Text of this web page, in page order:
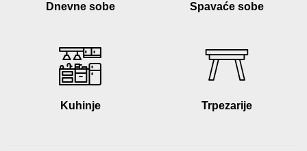
Dnevne sobe Spavaće sobe
Kuhinje Trpezarije